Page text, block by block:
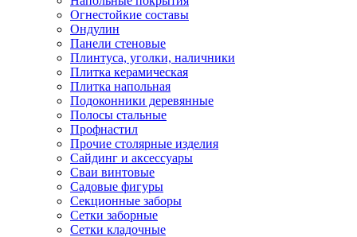
Огнестойкие составы
Ондулин
Панели стеновые
Плинтуса, уголки, наличники
Плитка керамическая
Плитка напольная
Подоконники деревянные
Полосы стальные
Профнастил
Прочие столярные изделия
Сайдинг и аксессуары
Сваи винтовые
Садовые фигуры
Секционные заборы
Сетки заборные
Сетки кладочные